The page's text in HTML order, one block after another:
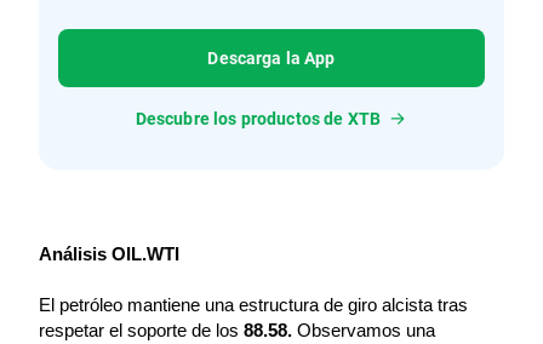
Descarga la App
Descubre los productos de XTB
Análisis OIL.WTI
El petróleo mantiene una estructura de giro alcista tras
respetar el soporte de los 88.58. Observamos una